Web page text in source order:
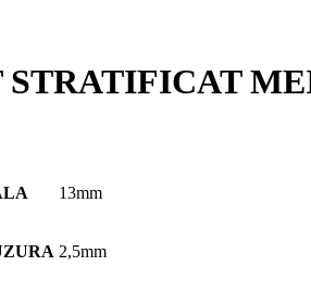
STRATIFICAT
13mm
2,5mm